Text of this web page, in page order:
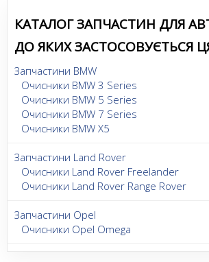
КАТАЛОГ ЗАПЧАСТИН ДЛЯ
ДО ЯКИХ ЗАСТОСОВУЄТЬСЯ
Запчастини BMW
Очисники BMW 3 Series
Очисники BMW 5 Series
Очисники BMW 7 Series
Очисники BMW X5
Запчастини Land Rover
Очисники Land Rover Freelander
Очисники Land Rover Range Rover
Запчастини Opel
Очисники Opel Omega